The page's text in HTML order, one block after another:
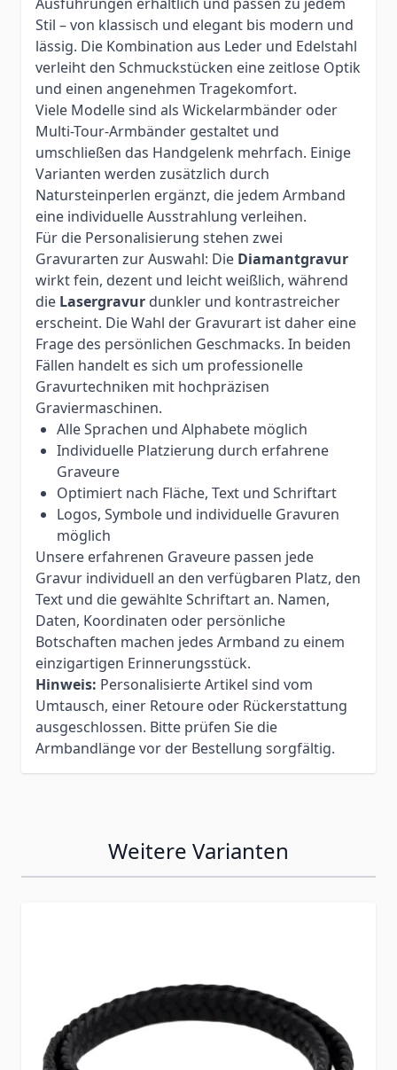
Stil – von klassisch und elegant bis modern und
lässig. Die Kombination aus Leder und Edelstahl
verleiht den Schmuckstücken eine zeitlose Optik
und einen angenehmen Tragekomfort.
Viele Modelle sind als Wickelarmbänder oder
Multi-Tour-Armbänder gestaltet und
umschließen das Handgelenk mehrfach. Einige
Varianten werden zusätzlich durch
Natursteinperlen ergänzt, die jedem Armband
eine individuelle Ausstrahlung verleihen.
Für die Personalisierung stehen zwei
Gravurarten zur Auswahl: Die Diamantgravur
wirkt fein, dezent und leicht weißlich, während
die Lasergravur dunkler und kontrastreicher
erscheint. Die Wahl der Gravurart ist daher eine
Frage des persönlichen Geschmacks. In beiden
Fällen handelt es sich um professionelle
Gravurtechniken mit hochpräzisen
Graviermaschinen.
Alle Sprachen und Alphabete möglich
Individuelle Platzierung durch erfahrene
Graveure
Optimiert nach Fläche, Text und Schriftart
Logos, Symbole und individuelle Gravuren
möglich
Unsere erfahrenen Graveure passen jede
Gravur individuell an den verfügbaren Platz, den
Text und die gewählte Schriftart an. Namen,
Daten, Koordinaten oder persönliche
Botschaften machen jedes Armband zu einem
einzigartigen Erinnerungsstück.
Hinweis: Personalisierte Artikel sind vom
Umtausch, einer Retoure oder Rückerstattung
ausgeschlossen. Bitte prüfen Sie die
Armbandlänge vor der Bestellung sorgfältig.
Weitere Varianten